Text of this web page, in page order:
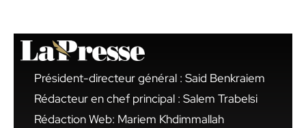
Président-directeur général : Said Benkraiem
Rédacteur en chef principal : Salem Trabelsi
Rédaction Web: Mariem Khdimmallah